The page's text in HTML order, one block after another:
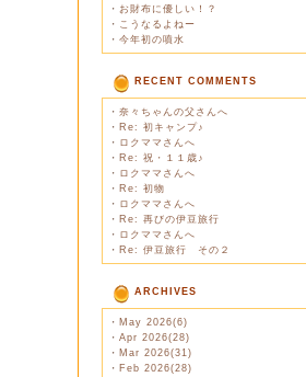
・ お財布に優しい！？
・ こうなるよねー
・ 今年初の噴水
RECENT COMMENTS
・ 奈々ちゃんの父さんへ
・ Re: 初キャンプ♪
・ ロクママさんへ
・ Re: 祝・１１歳♪
・ ロクママさんへ
・ Re: 初物
・ ロクママさんへ
・ Re: 再びの伊豆旅行
・ ロクママさんへ
・ Re: 伊豆旅行 その２
ARCHIVES
・ May 2026(6)
・ Apr 2026(28)
・ Mar 2026(31)
・ Feb 2026(28)